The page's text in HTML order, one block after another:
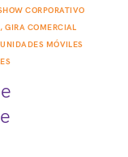
CORPORATIVO
GIRA COMERCIAL
MÓVILES